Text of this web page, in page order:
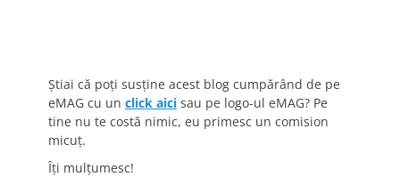
Știai că poți susține acest blog cumpărând de pe
eMAG cu un click aici sau pe logo-ul eMAG? Pe
tine nu te costă nimic, eu primesc un comision
micuț.
Îți mulțumesc!